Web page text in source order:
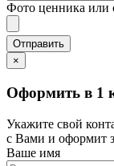
Фото ценника или
×
Оформить в 1
Укажите свой
с Вами и оформит
Ваше имя